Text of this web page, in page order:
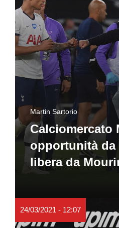
Martin Sartorio
Calciomercato
opportunità da
libera da
24/03/2021 - 12:07